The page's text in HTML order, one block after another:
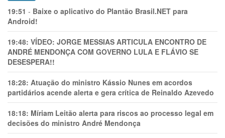
19:51 - Baixe o aplicativo do Plantão Brasil.NET para
Android!
19:48: VÍDEO: JORGE MESSIAS ARTICULA ENCONTRO DE
ANDRÉ MENDONÇA COM GOVERNO LULA E FLÁVIO SE
DESESPERA!!
18:28: Atuação do ministro Kássio Nunes em acordos
partidários acende alerta e gera crítica de Reinaldo Azevedo
18:18: Míriam Leitão alerta para riscos ao processo legal em
decisões do ministro André Mendonça